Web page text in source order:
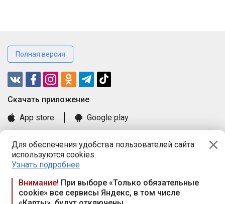
Для обеспечения удобства пользователей сайта
используются cookies.
Узнать подробнее
Внимание! При выборе «Только обязательные
cookie» все сервисы Яндекс, в том числе
Полная версия
Cкачать приложение
App store
Google play
Книга замечаний и предложений
Правила и документы
Praca.by © 2000—2026, ООО «ПРАЦА БАЙ»
Республика Беларусь, 220114, г. Минск, пр-т Независимости
117а, пом. № 9.